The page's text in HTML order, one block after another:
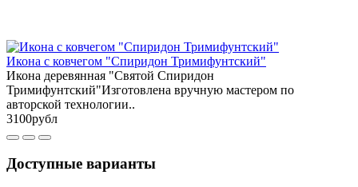
Икона с ковчегом "Спиридон Тримифунтский"
Икона деревянная "Святой Спиридон
Тримифунтский"Изготовлена вручную мастером по
авторской технологии..
3100рубл
Доступные варианты